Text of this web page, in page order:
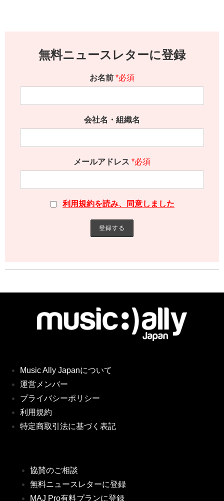
無料ニュースレターに登録
お名前 *必須
会社名・組織名
メールアドレス *必須
利用規約を読み、同意しました
Music Ally Japanについて
運営メンバー
プライバシーポリシー
利用規約
特定商取引法に基づく表記
協賛のご相談
無料ニュースレターに登録
MAJ Pro有料プランに登録